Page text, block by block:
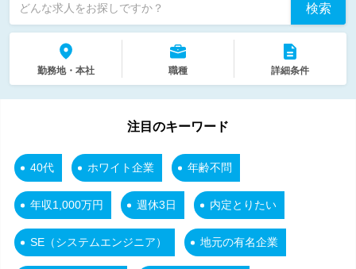
どんな求人をお探しですか？ 検索
勤務地・本社 職種 詳細条件
注目のキーワード
40代 ホワイト企業 年齢不問
年収1,000万円 週休3日 内定とりたい
SE（システムエンジニア） 地元の有名企業